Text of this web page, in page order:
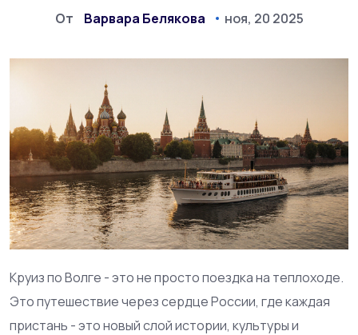
От Варвара Белякова ноя, 20 2025
Круиз по Волге - это не просто поездка на теплоходе.
Это путешествие через сердце России, где каждая
пристань - это новый слой истории, культуры и